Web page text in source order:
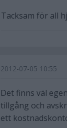
Tacksam för all
2012-07-05 10:55
Det finns väl
tillgång och
ett